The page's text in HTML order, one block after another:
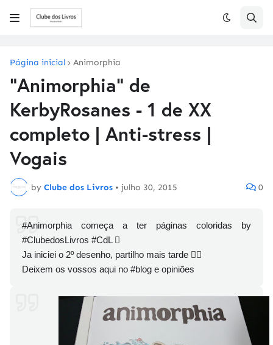
Página inicial Animorphia
"Animorphia" de
KerbyRosanes - 1 de XX
completo | Anti-stress |
Vogais
by Clube dos Livros • julho 30, 2015 0
#Animorphia começa a ter páginas coloridas by
#ClubedosLivros #CdL 
Ja iniciei o 2º desenho, partilho mais tarde 
Deixem os vossos aqui no #blog e opiniões